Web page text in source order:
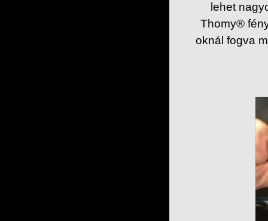
lehet
Thomy®
oknál fogva